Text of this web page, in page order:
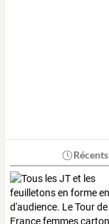
Récents